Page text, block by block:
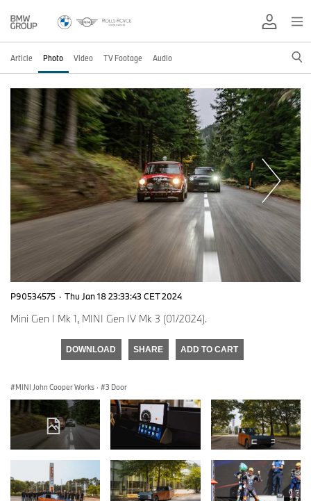
Article Photo Video TV Footage Audio
P90534575 · Thu Jan 18 23:33:43 CET 2024
Mini Gen I Mk 1, MINI Gen IV Mk 3 (01/2024).
DOWNLOAD SHARE ADD TO CART
MINI John Cooper Works · 3 Door